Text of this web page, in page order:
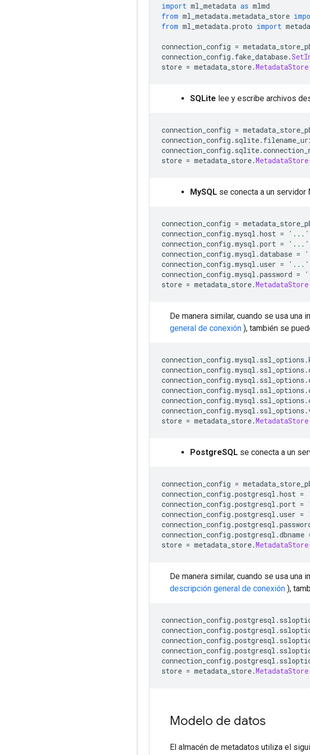
import ml_metadata as mlmd
from ml_metadata .metadata_store
from ml_metadata .proto import
connection_config =
connection_config . fake_database.
store = metadata_store.MetadataStore
SQLite lee y escribe archivos
connection_config =
connection_config . sqlite.
connection_config . sqlite.
store = metadata_store.MetadataStore
MySQL se conecta a un servidor
connection_config =
connection_config .mysql .host =
'...'
connection_config .mysql .port =
'...'
connection_config .mysql .database =
connection_config .mysql .user =
'...'
connection_config .mysql .password =
store = metadata_store.MetadataStore
De manera similar, cuando se usa una
general de conexión ), también se
connection_config .mysql . ssl_options .
connection_config .mysql . ssl_options .
connection_config .mysql . ssl_options .
connection_config .mysql . ssl_options .
connection_config .mysql . ssl_options .
connection_config .mysql . ssl_options .
store = metadata_store.MetadataStore
PostgreSQL se conecta a un
connection_config =
connection_config .postgresql .host =
connection_config .postgresql .port =
connection_config .postgresql .user =
connection_config .postgresql .
connection_config .postgresql .dbname
store = metadata_store.MetadataStore
De manera similar, cuando se usa una
descripción general de conexión ),
connection_config .postgresql .
connection_config .postgresql .
connection_config .postgresql .
connection_config .postgresql .
connection_config .postgresql .
store = metadata_store.MetadataStore
Modelo de datos
El almacén de metadatos utiliza el